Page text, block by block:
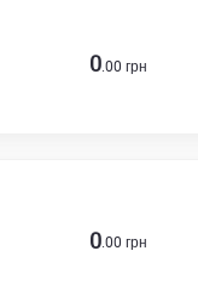
0.00 грн
0.00 грн